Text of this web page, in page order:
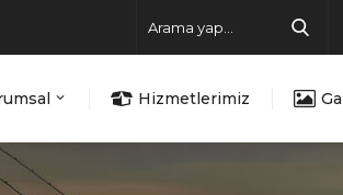
Hizmetlerimiz